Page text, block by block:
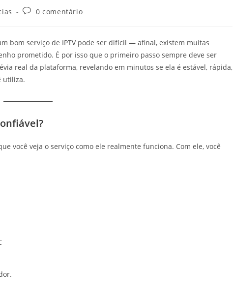
Comentários
0 comentário
bom serviço de IPTV pode ser difícil — afinal, existem muitas
prometido. É por isso que o primeiro passo sempre deve ser
real da plataforma, revelando em minutos se ela é estável, rápida,
utiliza.
você veja o serviço como ele realmente funciona. Com ele, você